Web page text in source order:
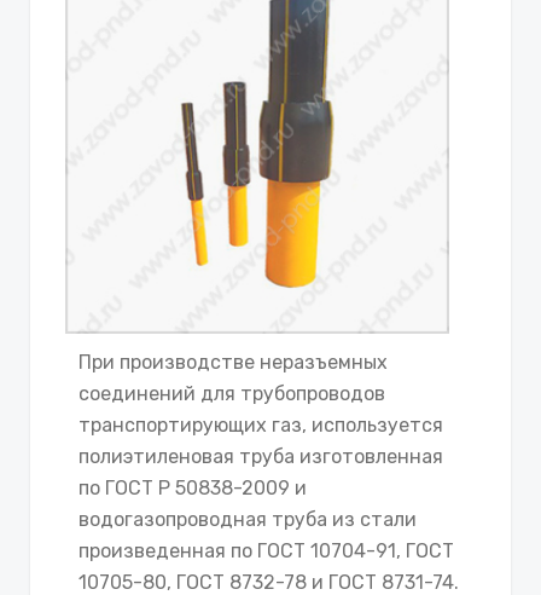
При производстве неразъемных
соединений для трубопроводов
транспортирующих газ, используется
полиэтиленовая труба изготовленная
по ГОСТ Р 50838-2009 и
водогазопроводная труба из стали
произведенная по ГОСТ 10704-91, ГОСТ
10705-80, ГОСТ 8732-78 и ГОСТ 8731-74.